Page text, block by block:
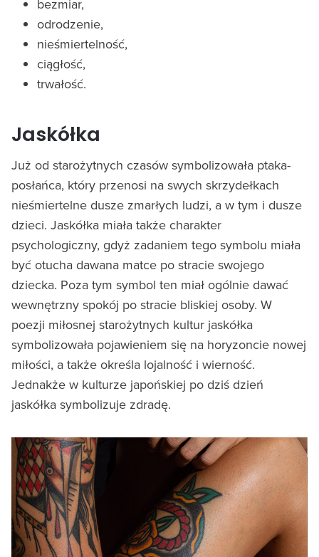
bezmiar,
odrodzenie,
nieśmiertelność,
ciągłość,
trwałość.
Jaskółka
Już od starożytnych czasów symbolizowała ptaka-
posłańca, który przenosi na swych skrzydełkach
nieśmiertelne dusze zmarłych ludzi, a w tym i dusze
dzieci. Jaskółka miała także charakter
psychologiczny, gdyż zadaniem tego symbolu miała
być otucha dawana matce po stracie swojego
dziecka. Poza tym symbol ten miał ogólnie dawać
wewnętrzny spokój po stracie bliskiej osoby. W
poezji miłosnej starożytnych kultur jaskółka
symbolizowała pojawieniem się na horyzoncie nowej
miłości, a także określa lojalność i wierność.
Jednakże w kulturze japońskiej po dziś dzień
jaskółka symbolizuje zdradę.